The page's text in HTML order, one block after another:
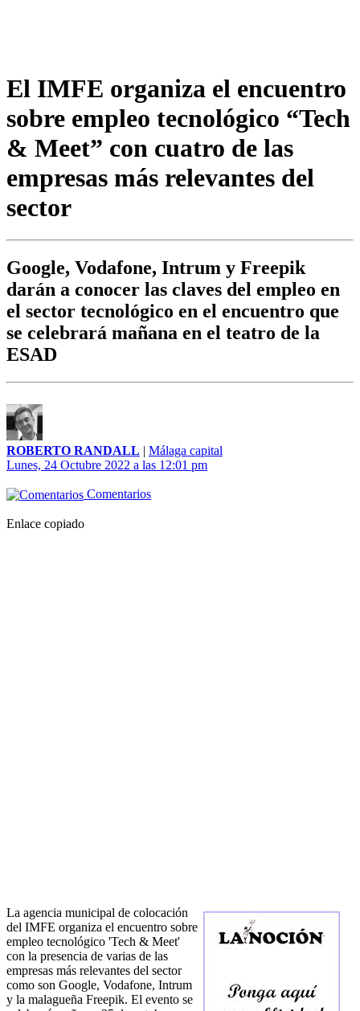
El IMFE organiza el encuentro
sobre empleo tecnológico “Tech
& Meet” con cuatro de las
empresas más relevantes del
sector
Google, Vodafone, Intrum y Freepik
darán a conocer las claves del empleo en
el sector tecnológico en el encuentro que
se celebrará mañana en el teatro de la
ESAD
ROBERTO RANDALL | Málaga capital
Lunes, 24 Octubre 2022 a las 12:01 pm
Comentarios
Enlace copiado
La agencia municipal de colocación
del IMFE organiza el encuentro sobre
empleo tecnológico 'Tech & Meet'
con la presencia de varias de las
empresas más relevantes del sector
como son Google, Vodafone, Intrum
y la malagueña Freepik. El evento se